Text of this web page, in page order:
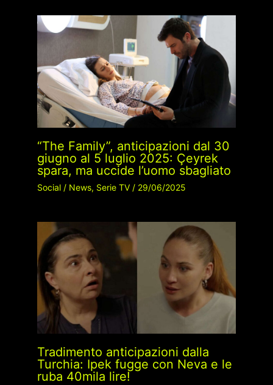
“The Family”, anticipazioni dal 30
giugno al 5 luglio 2025: Çeyrek
spara, ma uccide l’uomo sbagliato
Social/ News, Serie TV/ 29/06/2025
Tradimento anticipazioni dalla
Turchia: Ipek fugge con Neva e le
ruba 40mila lire!